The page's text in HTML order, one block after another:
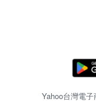
Yahoo台灣電